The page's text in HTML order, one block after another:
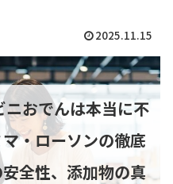
2025.11.15
ニおでんは本当に不
・ローソンの徹底
全性、添加物の真